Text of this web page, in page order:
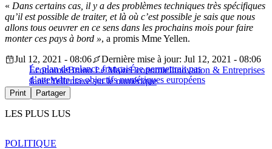
« Dans certains cas, il y a des problèmes techniques très spécifiques
qu’il est possible de traiter, et là où c’est possible je sais que nous
allons tous oeuvrer en ce sens dans les prochains mois pour faire
monter ces pays à bord », a promis Mme Yellen.
Le plan de relance français ne permettrait pas
d’atteindre les objectifs numériques européens
Jul 12, 2021 - 08:06
Dernière mise à jour: Jul 12, 2021 - 08:06
ÉconomieBruno Le MaireÉconomieInnovation & Entreprises
Janet Yellentaxe sur le numérique
Print Partager
LES PLUS LUS
POLITIQUE